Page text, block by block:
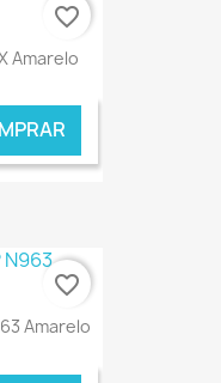
Amarelo
€ ONLINE
favorite_border
Amarelo
favorite_border